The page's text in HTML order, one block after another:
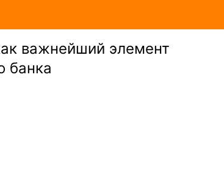
важнейший элемент
банка